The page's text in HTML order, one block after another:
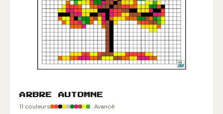
ARBRE AUTOMNE
11 couleurs Avancé